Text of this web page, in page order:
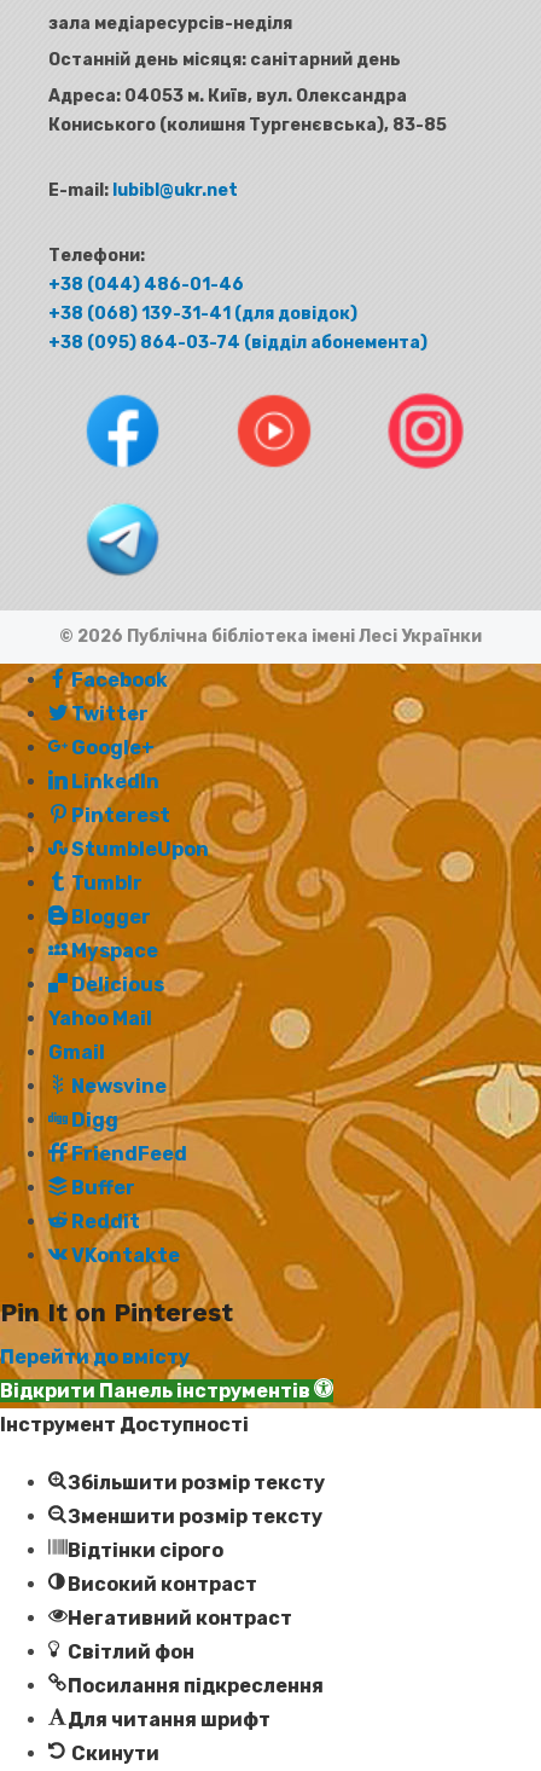
зала медіаресурсів-неділя
Останній день місяця: санітарний день
Адреса: 04053 м. Київ, вул. Олександра
Кониського (колишня Тургенєвська), 83-85
E-mail: lubibl@ukr.net
Телефони:
+38 (044) 486-01-46
+38 (068) 139-31-41 (для довідок)
+38 (095) 864-03-74 (відділ абонемента)
© 2026 Публічна бібліотека імені Лесі Українки
Facebook
Twitter
Google+
LinkedIn
Pinterest
StumbleUpon
Tumblr
Blogger
Myspace
Delicious
Yahoo Mail
Gmail
Newsvine
Digg
FriendFeed
Buffer
Reddit
VKontakte
Pin It on Pinterest
Перейти до вмісту
Відкрити Панель інструментів
Інструмент Доступності
Збільшити розмір тексту
Зменшити розмір тексту
Відтінки сірого
Високий контраст
Негативний контраст
Світлий фон
Посилання підкреслення
Для читання шрифт
Скинути